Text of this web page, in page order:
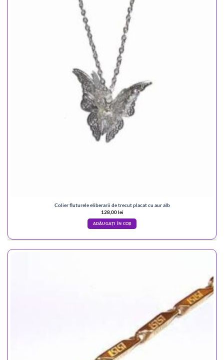
Colier fluturele eliberarii de trecut placat cu aur alb
128,00lei
ADĂUGAȚI ÎN COȘ